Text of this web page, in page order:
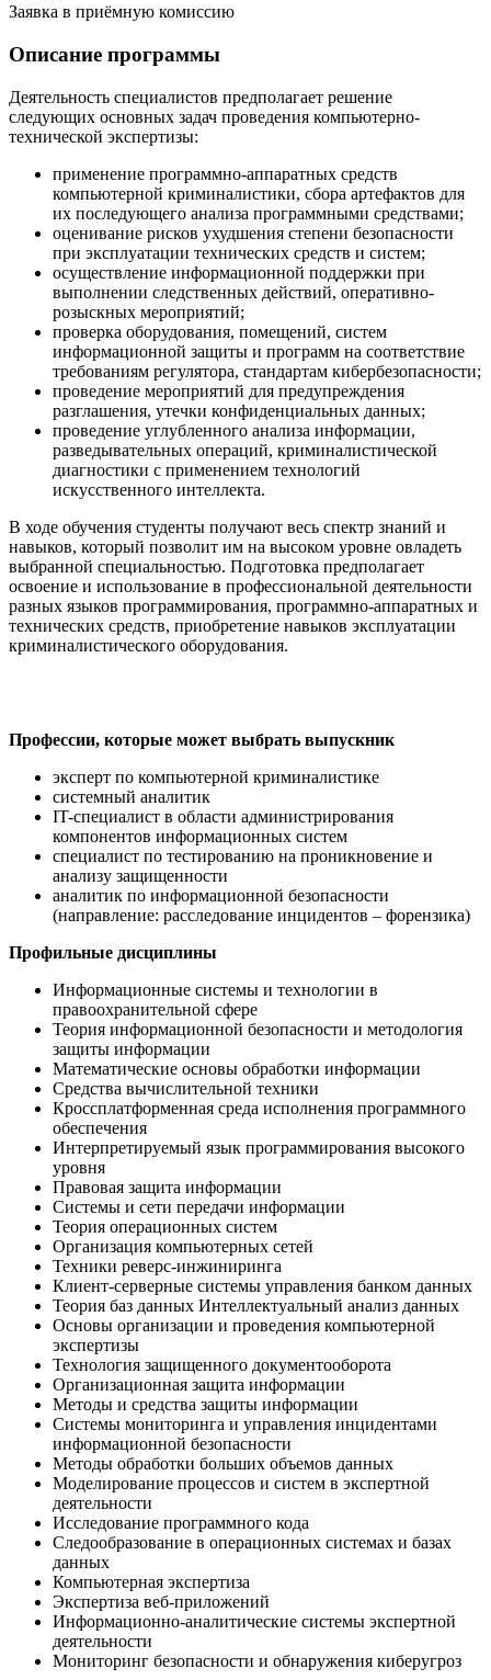
Заявка в приёмную комиссию
Описание программы
Деятельность специалистов предполагает решение
следующих основных задач проведения компьютерно-
технической экспертизы:
применение программно-аппаратных средств
компьютерной криминалистики, сбора артефактов для
их последующего анализа программными средствами;
оценивание рисков ухудшения степени безопасности
при эксплуатации технических средств и систем;
осуществление информационной поддержки при
выполнении следственных действий, оперативно-
розыскных мероприятий;
проверка оборудования, помещений, систем
информационной защиты и программ на соответствие
требованиям регулятора, стандартам кибербезопасности;
проведение мероприятий для предупреждения
разглашения, утечки конфиденциальных данных;
проведение углубленного анализа информации,
разведывательных операций, криминалистической
диагностики с применением технологий
искусственного интеллекта.
В ходе обучения студенты получают весь спектр знаний и
навыков, который позволит им на высоком уровне овладеть
выбранной специальностью. Подготовка предполагает
освоение и использование в профессиональной деятельности
разных языков программирования, программно-аппаратных и
технических средств, приобретение навыков эксплуатации
криминалистического оборудования.
Профессии, которые может выбрать выпускник
эксперт по компьютерной криминалистике
системный аналитик
IT-специалист в области администрирования
компонентов информационных систем
специалист по тестированию на проникновение и
анализу защищенности
аналитик по информационной безопасности
(направление: расследование инцидентов – форензика)
Профильные дисциплины
Информационные системы и технологии в
правоохранительной сфере
Теория информационной безопасности и методология
защиты информации
Математические основы обработки информации
Средства вычислительной техники
Кроссплатформенная среда исполнения программного
обеспечения
Интерпретируемый язык программирования высокого
уровня
Правовая защита информации
Системы и сети передачи информации
Теория операционных систем
Организация компьютерных сетей
Техники реверс-инжиниринга
Клиент-серверные системы управления банком данных
Теория баз данных Интеллектуальный анализ данных
Основы организации и проведения компьютерной
экспертизы
Технология защищенного документооборота
Организационная защита информации
Методы и средства защиты информации
Системы мониторинга и управления инцидентами
информационной безопасности
Методы обработки больших объемов данных
Моделирование процессов и систем в экспертной
деятельности
Исследование программного кода
Следообразование в операционных системах и базах
данных
Компьютерная экспертиза
Экспертиза веб-приложений
Информационно-аналитические системы экспертной
деятельности
Мониторинг безопасности и обнаружения киберугроз